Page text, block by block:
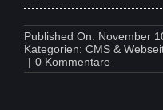
Published On: November
Kategorien: CMS &
| 0 Kommentareon
Ray